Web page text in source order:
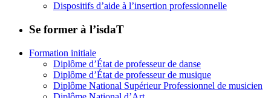
Dispositifs d’aide à l’insertion professionnelle
Se former à l’isdaT
Formation initiale
Diplôme d’État de professeur de danse
Diplôme d’État de professeur de musique
Diplôme National Supérieur Professionnel de musicien